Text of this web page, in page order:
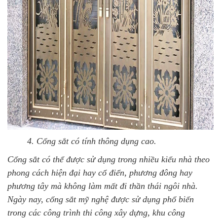
4. Cổng sắt có tính thông dụng cao.
Cổng sắt có thể được sử dụng trong nhiều kiểu nhà theo
phong cách hiện đại hay cổ điển, phương đông hay
phương tây mà không làm mất đi thần thái ngôi nhà.
Ngày nay, cổng sắt mỹ nghệ được sử dụng phổ biến
trong các công trình thi công xây dựng, khu công